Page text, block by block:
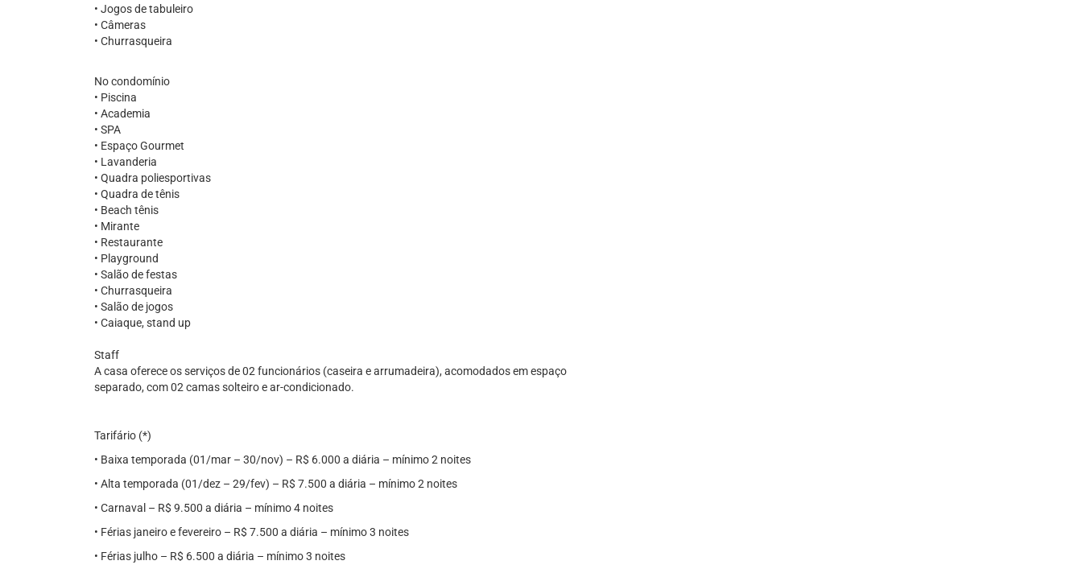
• Jogos de tabuleiro
• Câmeras
• Churrasqueira
No condomínio
• Piscina
• Academia
• SPA
• Espaço Gourmet
• Lavanderia
• Quadra poliesportivas
• Quadra de tênis
• Beach tênis
• Mirante
• Restaurante
• Playground
• Salão de festas
• Churrasqueira
• Salão de jogos
• Caiaque, stand up
Staff
A casa oferece os serviços de 02 funcionários (caseira e arrumadeira), acomodados em espaço
separado, com 02 camas solteiro e ar-condicionado.
Tarifário (*)
• Baixa temporada (01/mar – 30/nov) – R$ 6.000 a diária – mínimo 2 noites
• Alta temporada (01/dez – 29/fev) – R$ 7.500 a diária – mínimo 2 noites
• Carnaval – R$ 9.500 a diária – mínimo 4 noites
• Férias janeiro e fevereiro – R$ 7.500 a diária – mínimo 3 noites
• Férias julho – R$ 6.500 a diária – mínimo 3 noites